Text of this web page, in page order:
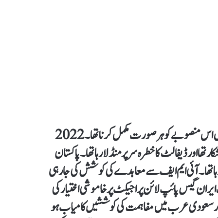
حامد میر کا کہنا ہے کہ پاکستان کو معاہدے کے مطابق 2024 میں اس منصوبے کو ہر صورت مکمل کرنا تھا۔ 2022
اور ڈیفالٹ کا خطرہ سر پر منڈلا رہا تھا۔ پاکستان
۔آئی ایم ایف سے معاہدے کی کوشش کی جا رہی
گیس پائپ لائن پراجیکٹ پر خاموشی اختیار کی
ایران اور سعودی عرب میں مفاہمت کی کوششیں کامیاب ہو